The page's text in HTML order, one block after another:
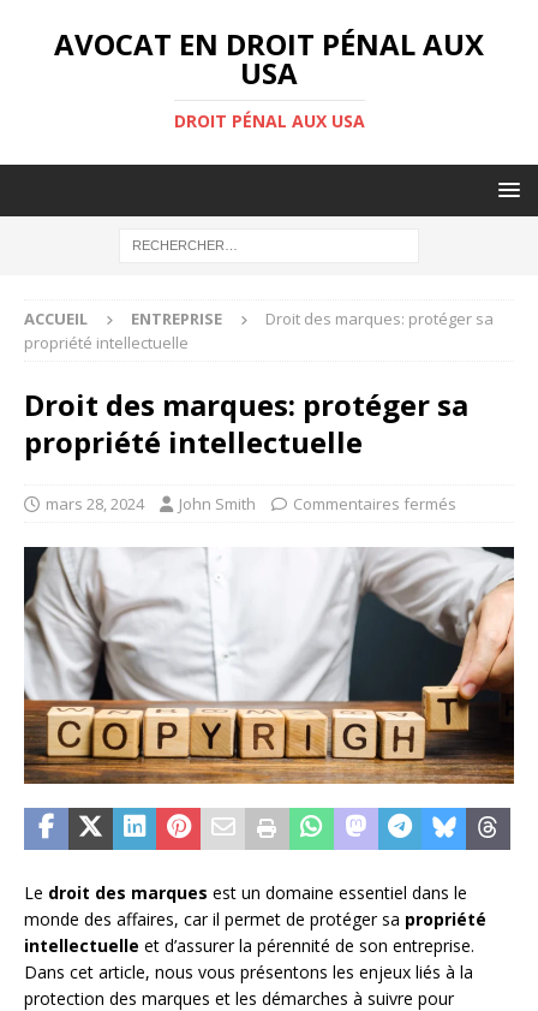
AVOCAT EN DROIT PÉNAL AUX
USA
DROIT PÉNAL AUX USA
ACCUEIL ENTREPRISE
Droit des marques: protéger sa
propriété intellectuelle
Droit des marques: protéger sa
propriété intellectuelle
mars 28, 2024 John Smith Commentaires fermés
Le droit des marques est un domaine essentiel dans le
monde des affaires, car il permet de protéger sa propriété
intellectuelle et d’assurer la pérennité de son entreprise.
Dans cet article, nous vous présentons les enjeux liés à la
protection des marques et les démarches à suivre pour